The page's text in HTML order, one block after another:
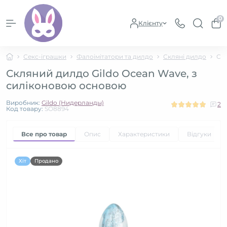
Клієнту
0
Секс-іграшки Фалоімітатори та дилдо Скляні дилдо
Скляний дилдо Gildo Ocean Wave, з
силіконовою основою
Виробник: Gildo (Нидерланды)
Код товару: SO8894
2
Все про товар Опис Характеристики Відгуки
Хіт Продано